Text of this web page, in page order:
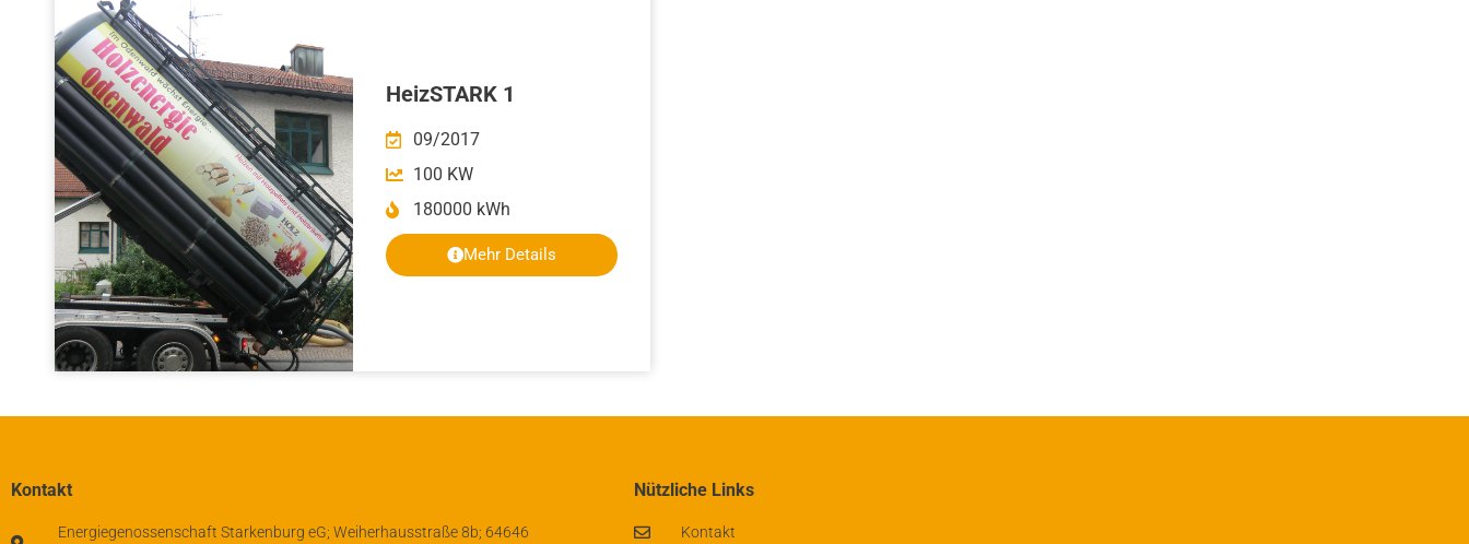
HeizSTARK 1
09/2017
100 KW
180000 kWh
Mehr Details
Kontakt
Energiegenossenschaft Starkenburg eG; Weiherhausstraße 8b; 64646
Nützliche Links
Kontakt